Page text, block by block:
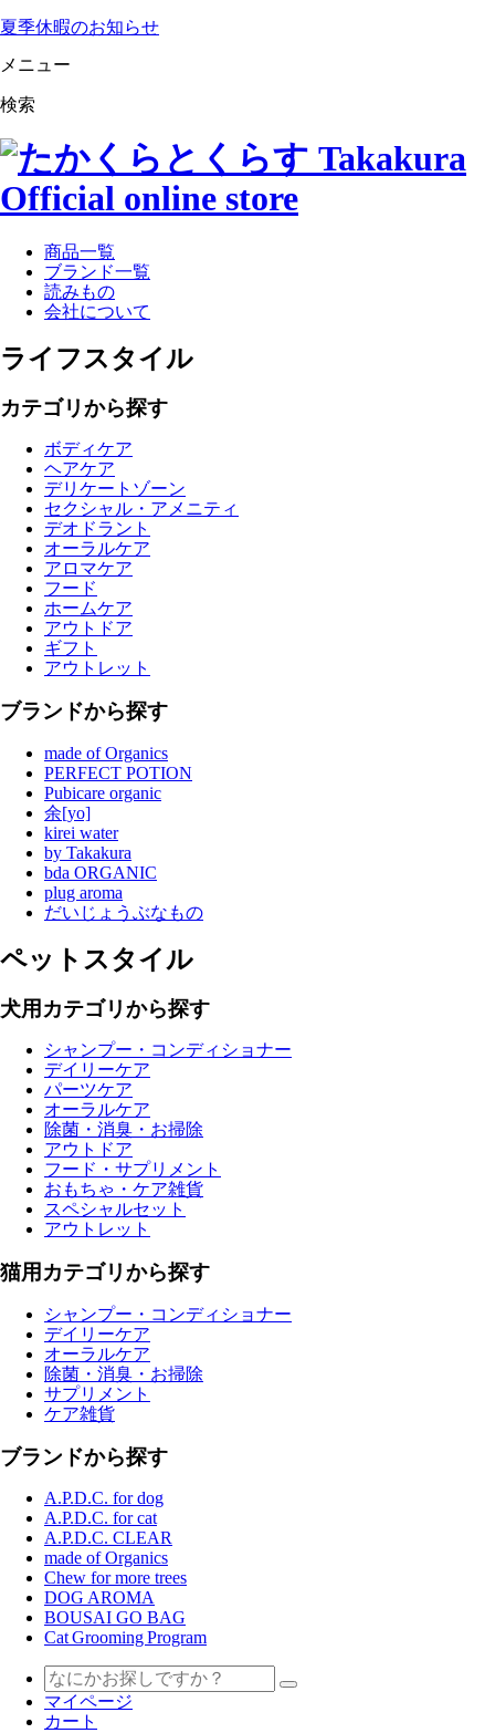
夏季休暇のお知らせ
メニュー
検索
商品一覧
ブランド一覧
読みもの
会社について
ライフスタイル
カテゴリから探す
ボディケア
ヘアケア
デリケートゾーン
セクシャル・アメニティ
デオドラント
オーラルケア
アロマケア
フード
ホームケア
アウトドア
ギフト
アウトレット
ブランドから探す
made of Organics
PERFECT POTION
Pubicare organic
余[yo]
kirei water
by Takakura
bda ORGANIC
plug aroma
だいじょうぶなもの
ペットスタイル
犬用カテゴリから探す
シャンプー・コンディショナー
デイリーケア
パーツケア
オーラルケア
除菌・消臭・お掃除
アウトドア
フード・サプリメント
おもちゃ・ケア雑貨
スペシャルセット
アウトレット
猫用カテゴリから探す
シャンプー・コンディショナー
デイリーケア
オーラルケア
除菌・消臭・お掃除
サプリメント
ケア雑貨
ブランドから探す
A.P.D.C. for dog
A.P.D.C. for cat
A.P.D.C. CLEAR
made of Organics
Chew for more trees
DOG AROMA
BOUSAI GO BAG
Cat Grooming Program
マイページ
カート